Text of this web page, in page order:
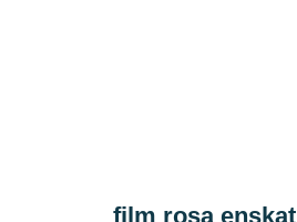
film rosa enskat